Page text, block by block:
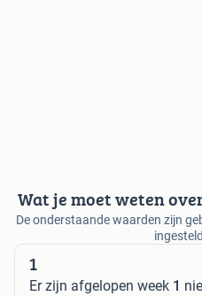
Wat je moet weten
De onderstaande waarden zijn
1
Er zijn afgelopen week 1